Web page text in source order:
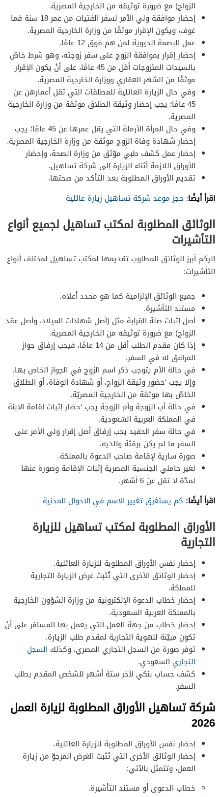
الزواج) مع ضرورة توثيقه من الخارجية المصرية.
إحضار موافقة ولي الأمر لسفر الفتيات من عمر 18 سنة فما
غوف، ويكون الإقرار موثقًا من وزارة الخارجية المصرية.
عمل البصمة الحيوية لمن هم فوق 12 عامًا.
إحضار إقرار بموافقة الزوج على سفر زوجته، وهو شرط خاصّ
بالسيدات المتزوجات أقل من 45 عامًا، على أنْ يكون الإقرار
موثقًا من الشهر العقاري ووزارة الخارجية المصرية.
وفي حال الزيارة العائلية للمطلقات التي تقل أعمارهن عن
45 عامًا؛ يجب إحضار وثيقة الطلاق موثقة من وزارة الخارجية
المصرية.
وفي حال المرأة الأرملة التي يقل عمرها عن 45 عامًا؛ يجب
إحضار شهادة وفاة الزوج موثقة من وزارة الخارجية المصرية.
إحضار عمل كشف طبي موّثق من وزارة الصحة، وإحضار
الأوراق اللازمة أثناء الزيارة إلى شركة تساهيل.
تقديم الأوراق المطلوبة بعد التأكد من صحتها.
اقرأ أيضًا: حجز موعد شركة تساهيل زيارة عائلية
الوثائق المطلوبة لمكتب تساهيل لجميع أنواع
التأشيرات
إليكم أبرز الوثائق المطلوب تقديمها لمكتب تساهيل لمختلف أنواع
التأشيرات:
جميع الوثائق الإلزامية كما هو محدد أعلاه.
مستند التأشيرة.
أصل إثبات صلة القرابة مثل (أصل شهادات الميلاد، وأصل عقد
الزواج) مع ضرورة توثيقه من الخارجية المصرية.
إذا كان مقدم الطلب أقل من 14 عامًا، فيجب إرفاق جواز
المرافق له في السفر.
في حالة الأم يتوجب ذكر اسم الزوج في الجواز الخاص بها،
وإلا يجب ‘حضور وثيقة الزواج، أو شهادة الوفاة، أو الطلاق
الخاصّ بها موثقة من الخارجية المصريّة.
في حالة أب الزوجة وأم الزوجة يجب ‘حضار إثبات إقامة الابنة
في المملكة العربية السّعودية.
في حالة سفر الحفيد يجب إرفاق أصل إقرار ولي الأمر على
السفر ما لم يكن برقثة والديه.
صورة سارية لإقامة صاحب الدعوة بالمملكة.
لغير حاملي الجنسية المصرية إثبات الإقامة وصورة عنها
لمدّة لا تقل عن 6 أشهر.
اقرأ أيضًا: كم يستغرق تغيير الاسم في الاحوال المدنية
الأوراق المطلوبة لمكتب تساهيل للزيارة
التجارية
إحضار نفس الأوراق المطلوبة للزيارة العائلية.
إحضار الوثائق الأخرى التي تُثبت غرض الزيارة التجارية
للمملكة.
إحضار خطاب الدعوة الإلكترونية من وزارة الشؤون الخارجية
بالمملكة العربية السعودية.
إحضار خطاب من جهة العمل التي يعمل بها المسافر على أنْ
تكون مبيّنة للهوية التجارية لمقدم طلب الزيارة.
توفر صورة من السجل التجاري المصري، وكذلك السجل
التجاري السعودي.
كشف حساب بنكي لآخر ستة أشهر للشخص المقدم بطلب
السفر.
شركة تساهيل الأوراق المطلوبة لزيارة العمل
2026
إحضار نفس الأوراق المطلوبة للزيارة العائلية.
إحضار الوثائق الأخرى التي تُثبت الغرض المرجوّ من زيارة
العمل، وتتمثل بالآتي:
خطاب الدعوى أو مستند التأشيرة.